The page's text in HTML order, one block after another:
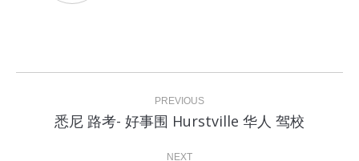
navigation
PREVIOUS
Previous
悉尼 路考- 好事围 Hurstville 华人 驾校
NEXT